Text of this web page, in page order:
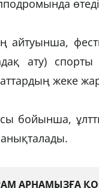
ату)
жеке
бойынша,
анықталады.
АРНАМЫЗҒА